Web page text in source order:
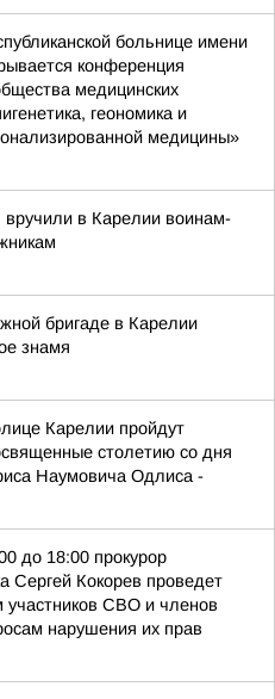
больнице имени
конференция
медицинских
геономика и
медицины»
вручили в Карелии воинам-
бригаде в Карелии
знамя
Карелии пройдут
столетию со дня
Наумовича Одлиса -
до 18:00 прокурор
Сергей Кокорев проведет
участников СВО и членов
нарушения их прав